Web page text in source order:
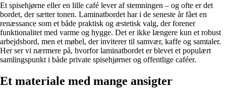
Et spisehjørne eller en lille café lever af stemningen – og ofte er det
bordet, der sætter tonen. Laminatbordet har i de seneste år fået en
renæssance som et både praktisk og æstetisk valg, der forener
funktionalitet med varme og hygge. Det er ikke længere kun et robust
arbejdsbord, men et møbel, der inviterer til samvær, kaffe og samtaler.
Her ser vi nærmere på, hvorfor laminatbordet er blevet et populært
samlingspunkt i både private spisehjørner og offentlige caféer.
Et materiale med mange ansigter